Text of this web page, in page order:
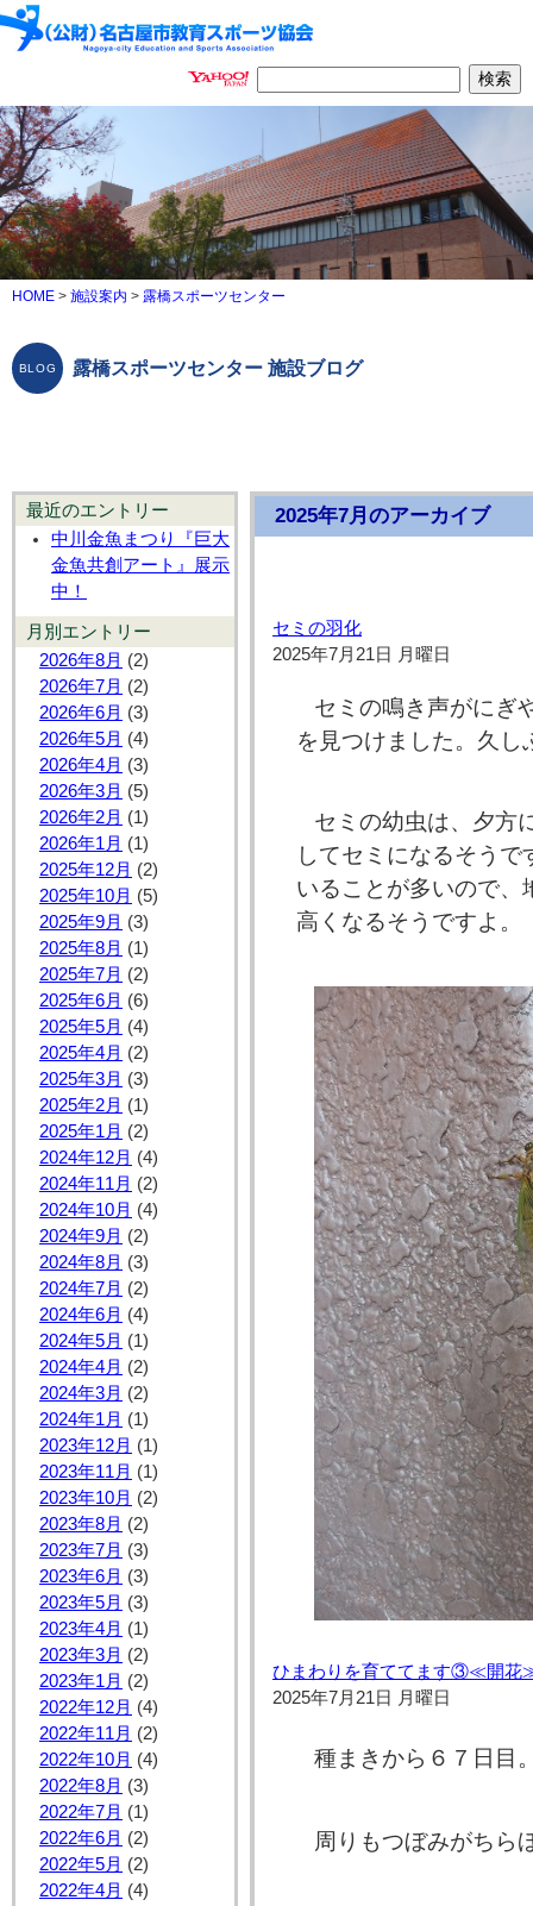
HOME > 施設案内 > 露橋スポーツセンター
露橋スポーツセンター 施設ブログ
最近のエントリー
中川金魚まつり『巨大
金魚共創アート』展示
中！
月別エントリー
2026年8月 (2)
2026年7月 (2)
2026年6月 (3)
2026年5月 (4)
2026年4月 (3)
2026年3月 (5)
2026年2月 (1)
2026年1月 (1)
2025年12月 (2)
2025年10月 (5)
2025年9月 (3)
2025年8月 (1)
2025年7月 (2)
2025年6月 (6)
2025年5月 (4)
2025年4月 (2)
2025年3月 (3)
2025年2月 (1)
2025年1月 (2)
2024年12月 (4)
2024年11月 (2)
2024年10月 (4)
2024年9月 (2)
2024年8月 (3)
2024年7月 (2)
2024年6月 (4)
2024年5月 (1)
2024年4月 (2)
2024年3月 (2)
2024年1月 (1)
2023年12月 (1)
2023年11月 (1)
2023年10月 (2)
2023年8月 (2)
2023年7月 (3)
2023年6月 (3)
2023年5月 (3)
2023年4月 (1)
2023年3月 (2)
2023年1月 (2)
2022年12月 (4)
2022年11月 (2)
2022年10月 (4)
2022年8月 (3)
2022年7月 (1)
2022年6月 (2)
2022年5月 (2)
2022年4月 (4)
2025年7月のアーカイブ
セミの羽化
2025年7月21日 月曜日
セミの鳴き声がにぎ
を見つけました。久
セミの幼虫は、夕方
してセミになるそう
いることが多いので、
高くなるそうですよ。
ひまわりを育ててます③≪開花
2025年7月21日 月曜日
種まきから６７日目
周りもつぼみがちら